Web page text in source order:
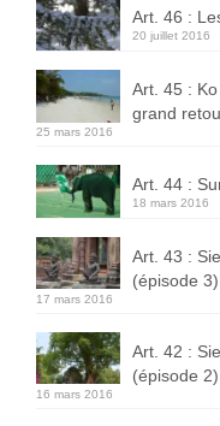
Art. 46 :
20 juillet 2016
Art. 45 :
grand
25 mars 2016
Art. 44 :
18 mars 2016
Art. 43 :
(épisode 3)
17 mars 2016
Art. 42 :
(épisode 2)
16 mars 2016